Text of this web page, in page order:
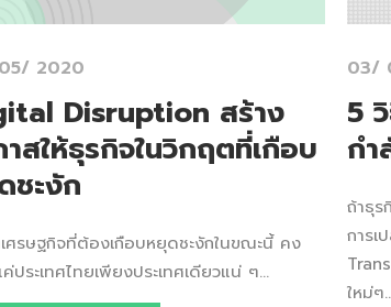
2020
Disruption สร้าง
าสให้ธุรกิจในวิกฤตที่เกือบ
ชะงัก
ศรษฐกิจที่ต้องเกือบหยุดชะงักในขณะนี้ คง
ค่ประเทศไทยเพียงประเทศเดียวแน่ ๆ...
03/
5
ก
ถ้าธุ
การ
ใหม่ๆ